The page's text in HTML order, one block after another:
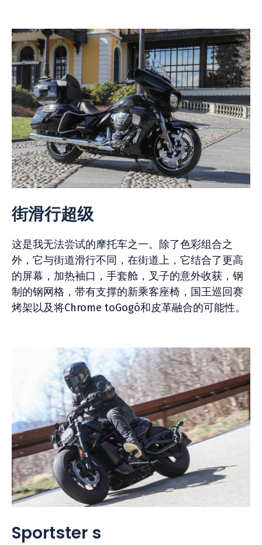
街滑行超级
这是我无法尝试的摩托车之一。除了色彩组合之
外，它与街道滑行不同，在街道上，它结合了更高
的屏幕，加热袖口，手套舱，叉子的意外收获，钢
制的钢网格，带有支撑的新乘客座椅，国王巡回赛
烤架以及将Chrome toGogó和皮革融合的可能性。
Sportster s